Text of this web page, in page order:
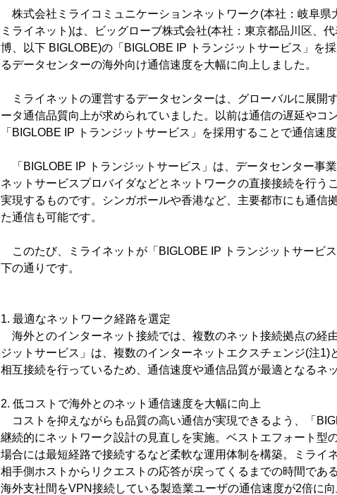
株式会社ミライコミュニケーションネットワーク(本社：岐阜県
ミライネット)は、ビッグローブ株式会社(本社：東京都品川区、
博、以下 BIGLOBE)の「BIGLOBE IP トランジットサービス」を
るデータセンターの海外向け通信速度を大幅に向上しました。
ミライネットの運営するデータセンターは、グローバルに展開
ータ通信品質向上が求められていました。以前は通信の遅延やコ
「BIGLOBE IP トランジットサービス」を採用することで通信速
「BIGLOBE IP トランジットサービス」は、データセンター事
ネットサービスプロバイダなどとネットワークの直接接続を行う
実現するものです。シンガポールや香港など、主要都市にも通信
た通信も可能です。
このたび、ミライネットが「BIGLOBE IP トランジットサービ
下の通りです。
1. 最適なネットワーク経路を選定
海外とのインターネット接続では、複数のネット接続拠点の経
ジットサービス」は、複数のインターネットエクスチェンジ(注1)
相互接続を行っているため、通信速度や通信品質が最適となるネ
2. 低コストで海外とのネット通信速度を大幅に向上
コストを抑えながらも品質の高い通信が実現できるよう、「
継続的にネットワーク設計の見直しを実施。ベストエフォート型
場合には最短経路で接続するなど柔軟な運用体制を構築。ミライ
相手側ホストからリクエストの応答が戻ってくるまでの時間であ
海外支社間をVPN接続している製造業ユーザの通信速度が2倍に